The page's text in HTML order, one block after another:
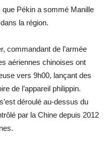
Pékin a sommé Manille
la région.
commandant de l’armée
aériennes chinoises ont
vers 9h00, lançant des
de l’appareil philippin.
déroulé au-dessus du
par la Chine depuis 2012